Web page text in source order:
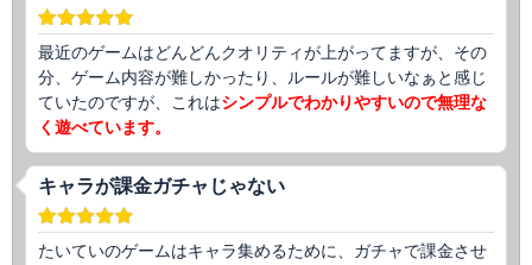
最近のゲームはどんどんクオリティが上がってますが、その
分、ゲーム内容が難しかったり、ルールが難しいなぁと感じ
ていたのですが、これはシンプルでわかりやすいので無理な
く遊べています。
キャラが課金ガチャじゃない
たいていのゲームはキャラ集めるために、ガチャで課金させ